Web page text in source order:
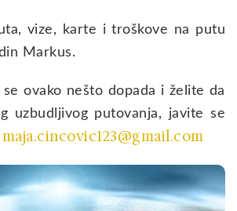
vize, karte i troškove na putu
Markus.
se ovako nešto dopada i želite da
uzbudljivog putovanja, javite se
maja.cincovic123@gmail.com